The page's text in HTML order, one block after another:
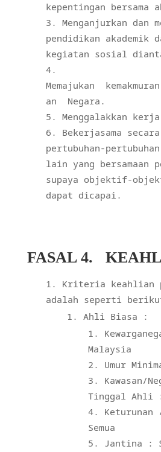
kepentingan
Menganjurkan dan
pendidikan akademik
kegiatan sosial
Memajukan kemakmuran
an
Negara.
Menggalakkan
Bekerjasama
pertubuhan-
lain yang bersamaan
supaya objektif-
dapat dicapai.
FASAL 4.
Kriteria keahlian
adalah seperti
Ahli Biasa :
Malaysia
Umur
Kawasan/
Tinggal Ahli :
Keturunan
Semua
Jantina :